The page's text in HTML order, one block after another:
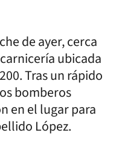
de ayer, cerca
ubicada
Tras un rápido
bomberos
en el lugar para
López.